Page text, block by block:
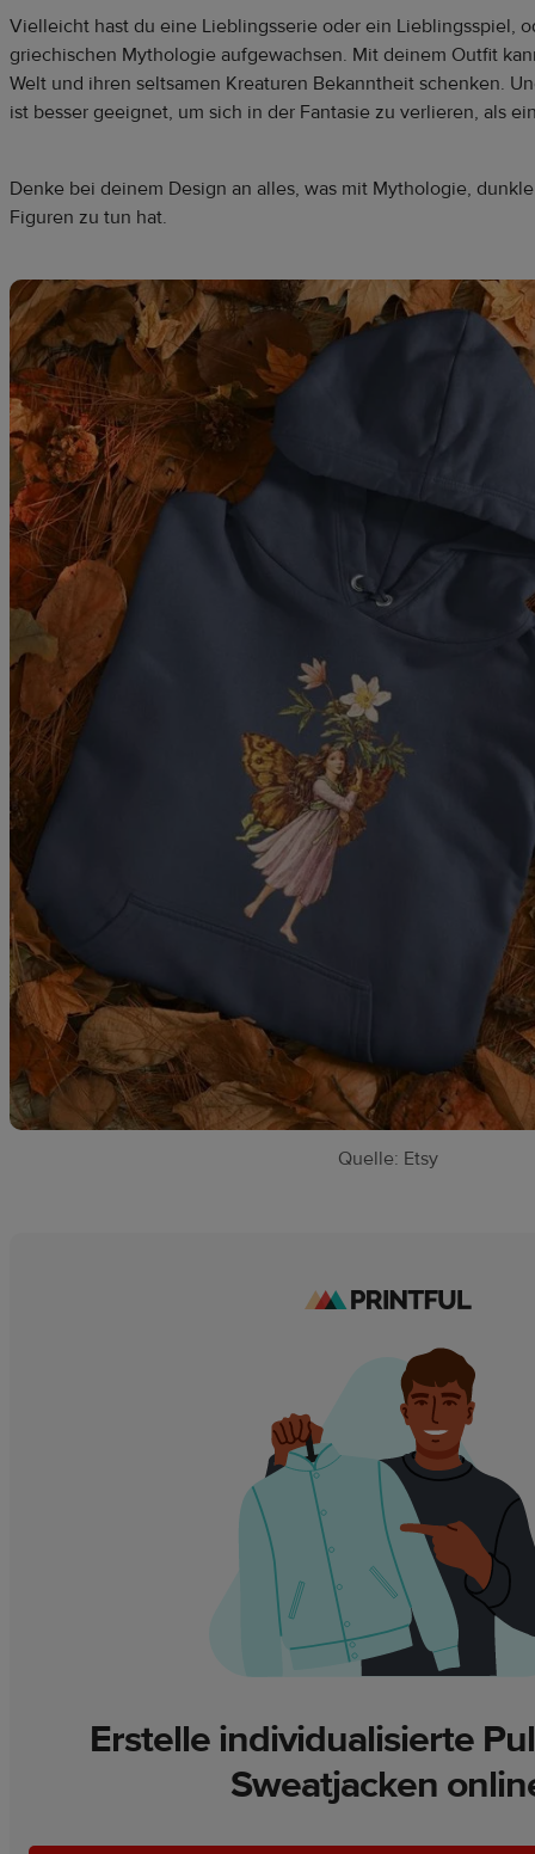
Vielleicht hast du eine Lieblingsserie oder ein Lieblingsspiel,
griechischen Mythologie aufgewachsen. Mit deinem Outfit
Welt und ihren seltsamen Kreaturen Bekanntheit schenken.
ist besser geeignet, um sich in der Fantasie zu verlieren, als
Denke bei deinem Design an alles, was mit Mythologie,
Figuren zu tun hat.
Quelle: Etsy
Erstelle individualisierte
Sweatjacken